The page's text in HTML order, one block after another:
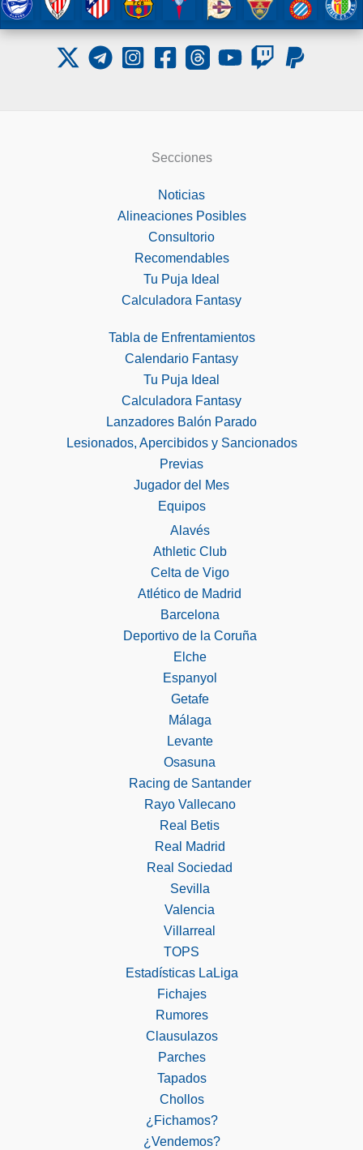
Secciones
Noticias
Alineaciones Posibles
Consultorio
Recomendables
Tu Puja Ideal
Calculadora Fantasy
Tabla de Enfrentamientos
Calendario Fantasy
Tu Puja Ideal
Calculadora Fantasy
Lanzadores Balón Parado
Lesionados, Apercibidos y Sancionados
Previas
Jugador del Mes
Equipos
Alavés
Athletic Club
Celta de Vigo
Atlético de Madrid
Barcelona
Deportivo de la Coruña
Elche
Espanyol
Getafe
Málaga
Levante
Osasuna
Racing de Santander
Rayo Vallecano
Real Betis
Real Madrid
Real Sociedad
Sevilla
Valencia
Villarreal
TOPS
Estadísticas LaLiga
Fichajes
Rumores
Clausulazos
Parches
Tapados
Chollos
¿Fichamos?
¿Vendemos?